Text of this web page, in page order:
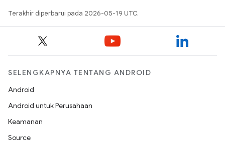
Terakhir diperbarui pada 2026-05-19 UTC.
SELENGKAPNYA TENTANG ANDROID
Android
Android untuk Perusahaan
Keamanan
Source